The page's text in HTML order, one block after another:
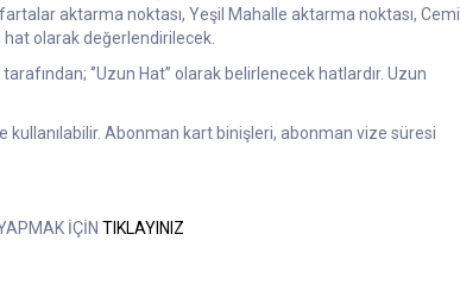
aktarma noktası, Yeşil Mahalle aktarma noktası, Cemil
olarak değerlendirilecek.
‘’Uzun Hat’’ olarak belirlenecek hatlardır. Uzun
Abonman kart binişleri, abonman vize süresi
İÇİN TIKLAYINIZ